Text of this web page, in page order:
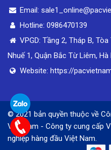
Email:
Hotline: 0986470139
VPGD: Tầng 2, Tháp B,
Nhuế 1, Quận Bắc Từ Liêm,
Website: https://
© 2021 bản quyền thuộc về
Việt Nam - Công ty cung cấp
nghiệp hàng đầu Việt Nam.